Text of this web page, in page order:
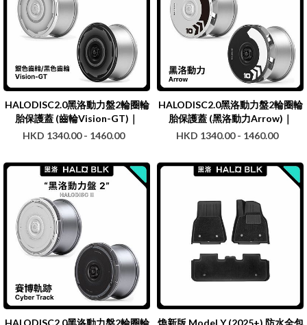
HALODISC2.0黑洛動力盤2輪圈輪
胎保護蓋 (齒輪Vision-GT)｜
HALOBLK
HKD 1340.00 - 1460.00
HALODISC2.0黑洛動力盤2輪圈輪
胎保護蓋 (黑洛動力Arrow)｜
HALOBLK
HKD 1340.00 - 1460.00
HALODISC2.0黑洛動力盤2輪圈輪
煥新版 Model Y (2025+) 防水全包